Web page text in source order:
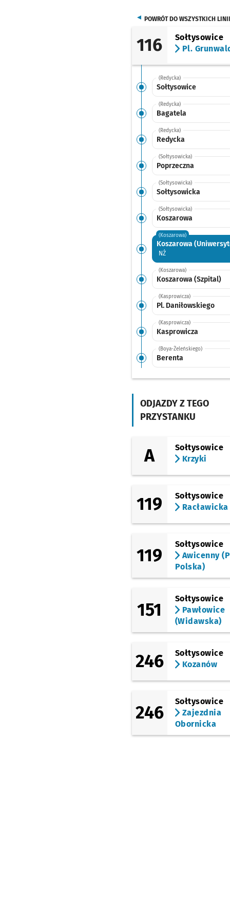
POWRÓT DO WSZYSTKICH LINII
116
Sołtysowice
Pl.
(Redycka)
Sołtysowice
(Redycka)
Bagatela
(Redycka)
Redycka
(Sołtysowicka)
Poprzeczna
(Sołtysowicka)
Sołtysowicka
(Sołtysowicka)
Koszarowa
(Koszarowa)
Koszarowa
NŻPrzystanek na życzenie
(Koszarowa)
Koszarowa (Szpital)
(Kasprowicza)
Pl. Daniłowskiego
(Kasprowicza)
Kasprowicza
(Boya-Żeleńskiego)
Berenta
(Brücknera)
(Aleja Kochanowskiego)
Śniadeckich
(Norwida)
Pl. Grunwaldzki
ODJAZDY Z TEGO
PRZYSTANKU
A
Sołtysowice
Krzyki
119
Sołtysowice
Racławicka
119
Sołtysowice
Awicenny
Polska)
151
Sołtysowice
Pawłowice
(Widawska)
246
Sołtysowice
Kozanów
246
Sołtysowice
Zajezdnia
Obornicka